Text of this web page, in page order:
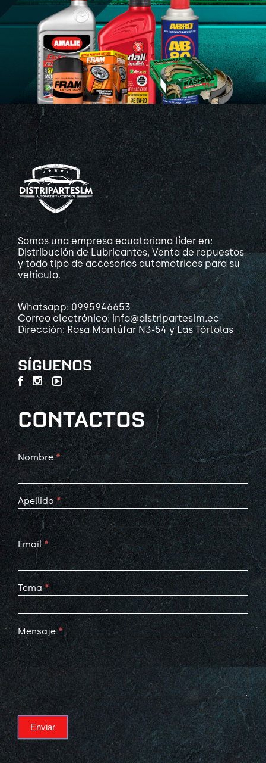
Somos una empresa ecuatoriana líder en:
Distribución de Lubricantes, Venta de repuestos
y todo tipo de accesorios automotrices para su
vehículo.
Whatsapp: 0995946653
Correo electrónico: info@distriparteslm.ec
Dirección: Rosa Montúfar N3-54 y Las Tórtolas
SÍGUENOS
CONTACTOS
Contact
Us
Nombre *
Apellido *
Email *
Tema *
Mensaje *
Enviar